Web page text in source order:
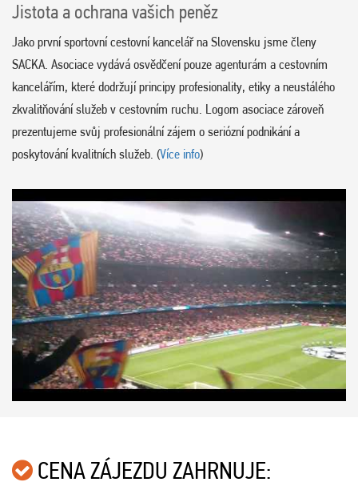
Jistota a ochrana vašich peněz
Jako první sportovní cestovní kancelář na Slovensku jsme členy
SACKA. Asociace vydává osvědčení pouze agenturám a cestovním
kancelářím, které dodržují principy profesionality, etiky a neustálého
zkvalitňování služeb v cestovním ruchu. Logom asociace zároveň
prezentujeme svůj profesionální zájem o seriózní podnikání a
poskytování kvalitních služeb. (Více info)
CENA ZÁJEZDU ZAHRNUJE: